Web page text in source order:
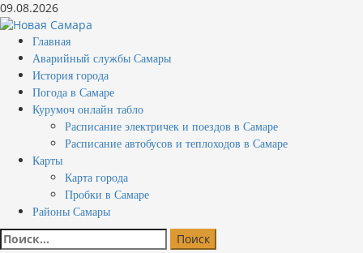
Перейти
к
содержимому
09.08.2026
Основное
меню
Главная
Аварийный службы Самары
История города
Погода в Самаре
Курумоч онлайн табло
Расписание электричек и поездов в Самаре
Расписание автобусов и теплоходов в Самаре
Карты
Карта города
Пробки в Самаре
Районы Самары
Найти: